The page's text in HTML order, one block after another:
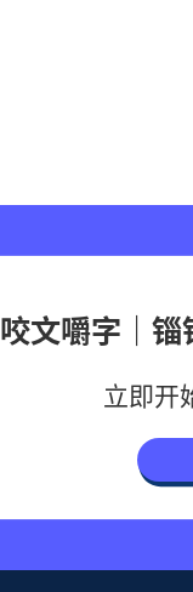
咬文嚼字｜锱
立即开